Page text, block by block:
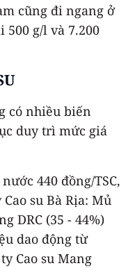
cũng đi ngang ở
500 g/l và 7.200
có nhiều biến
duy trì mức giá
440 đồng/TSC,
su Bà Rịa: Mủ
DRC (35 - 44%)
dao động từ
Cao su Mang